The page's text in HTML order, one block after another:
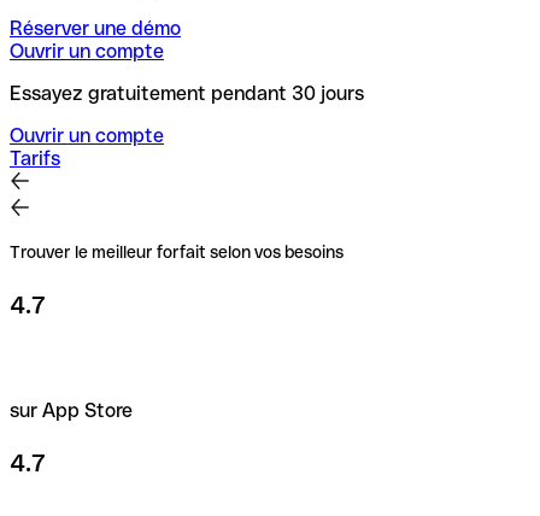
Réserver une démo
Ouvrir un compte
Essayez gratuitement pendant 30 jours
Ouvrir un compte
Tarifs
Trouver le meilleur forfait selon vos besoins
4.7
sur App Store
4.7